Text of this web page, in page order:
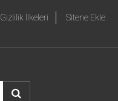
Gizlilik İlkeleri Sitene Ekle